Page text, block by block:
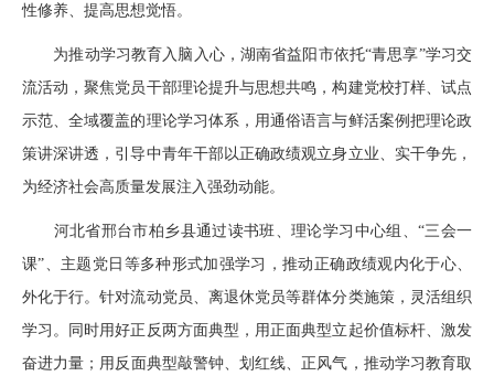
性修养、提高思想觉悟。
为推动学习教育入脑入心，湖南省益阳市依托“青思享”学习交
流活动，聚焦党员干部理论提升与思想共鸣，构建党校打样、试点
示范、全域覆盖的理论学习体系，用通俗语言与鲜活案例把理论政
策讲深讲透，引导中青年干部以正确政绩观立身立业、实干争先，
为经济社会高质量发展注入强劲动能。
河北省邢台市柏乡县通过读书班、理论学习中心组、“三会一
课”、主题党日等多种形式加强学习，推动正确政绩观内化于心、
外化于行。针对流动党员、离退休党员等群体分类施策，灵活组织
学习。同时用好正反两方面典型，用正面典型立起价值标杆、激发
奋进力量；用反面典型敲警钟、划红线、正风气，推动学习教育取